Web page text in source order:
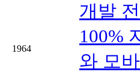
1964
개발
100%
와 모